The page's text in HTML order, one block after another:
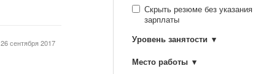
26 сентября 2017
Скрыть резюме без указания
зарплаты
Уровень занятости
Место работы